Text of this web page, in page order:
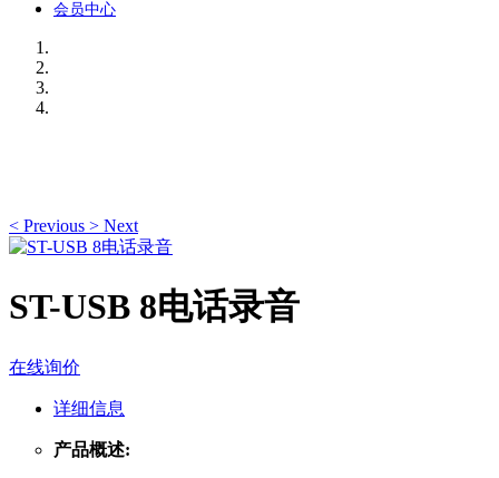
会员中心
< Previous > Next
ST-USB 8电话录音
在线询价
详细信息
产品概述: